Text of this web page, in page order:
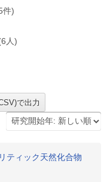
件)
6 人)
ティック天然化合物